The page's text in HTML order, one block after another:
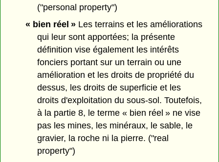
("personal property")
« bien réel »Les terrains et les améliorations
qui leur sont apportées; la présente
définition vise également les intérêts
fonciers portant sur un terrain ou une
amélioration et les droits de propriété du
dessus, les droits de superficie et les
droits d'exploitation du sous-sol. Toutefois,
à la partie 8, le terme « bien réel » ne vise
pas les mines, les minéraux, le sable, le
gravier, la roche ni la pierre. ("real
property")